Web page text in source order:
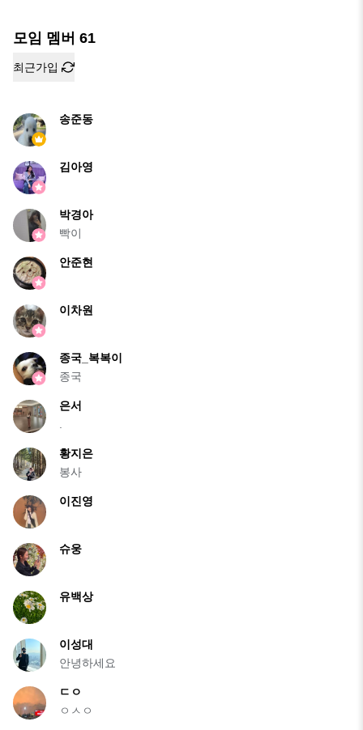
모임 멤버 61
최근가입
송준동
김아영
박경아
빡이
안준현
이차원
종국_복복이
종국
은서
.
황지은
봉사
이진영
슈웅
유백상
이성대
안녕하세요
ㄷㅇ
ㅇㅅㅇ